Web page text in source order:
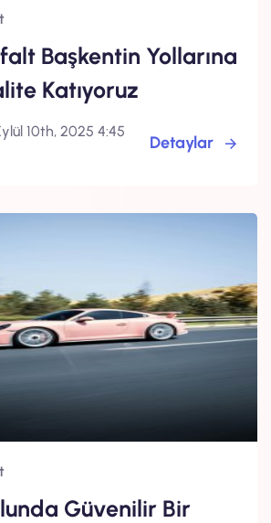
Başkentin Yollarına
Katıyoruz
10th, 2025 4:45
Detaylar
Güvenilir Bir